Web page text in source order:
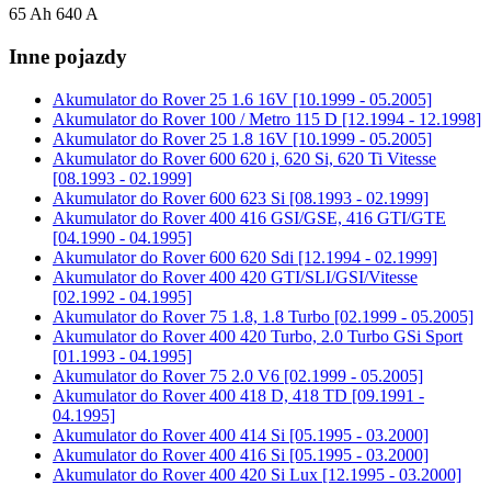
65 Ah 640 A
Inne pojazdy
Akumulator do Rover 25 1.6 16V [10.1999 - 05.2005]
Akumulator do Rover 100 / Metro 115 D [12.1994 - 12.1998]
Akumulator do Rover 25 1.8 16V [10.1999 - 05.2005]
Akumulator do Rover 600 620 i, 620 Si, 620 Ti Vitesse
[08.1993 - 02.1999]
Akumulator do Rover 600 623 Si [08.1993 - 02.1999]
Akumulator do Rover 400 416 GSI/GSE, 416 GTI/GTE
[04.1990 - 04.1995]
Akumulator do Rover 600 620 Sdi [12.1994 - 02.1999]
Akumulator do Rover 400 420 GTI/SLI/GSI/Vitesse
[02.1992 - 04.1995]
Akumulator do Rover 75 1.8, 1.8 Turbo [02.1999 - 05.2005]
Akumulator do Rover 400 420 Turbo, 2.0 Turbo GSi Sport
[01.1993 - 04.1995]
Akumulator do Rover 75 2.0 V6 [02.1999 - 05.2005]
Akumulator do Rover 400 418 D, 418 TD [09.1991 -
04.1995]
Akumulator do Rover 400 414 Si [05.1995 - 03.2000]
Akumulator do Rover 400 416 Si [05.1995 - 03.2000]
Akumulator do Rover 400 420 Si Lux [12.1995 - 03.2000]